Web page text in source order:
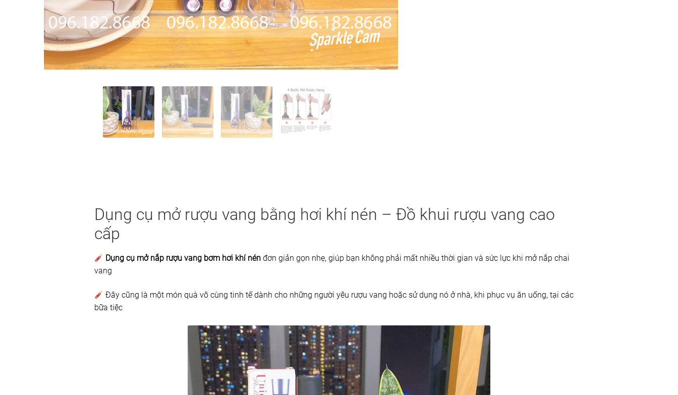
Dụng cụ mở rượu vang bằng hơi khí nén – Đồ khui rượu vang cao
cấp
Dụng cụ mở nắp rượu vang bơm hơi khí nén đơn giản gọn nhẹ, giúp bạn không phải mất nhiều thời gian và sức lực khi mở nắp chai
vang
Đây cũng là một món quà vô cùng tinh tế dành cho những người yêu rượu vang hoặc sử dụng nó ở nhà, khi phục vụ ăn uống, tại các
bữa tiệc